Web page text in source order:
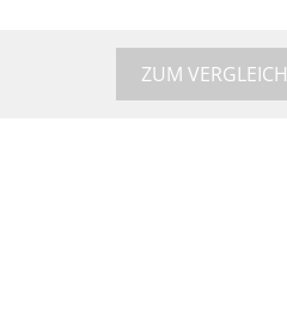
ZUM VERGLEICH